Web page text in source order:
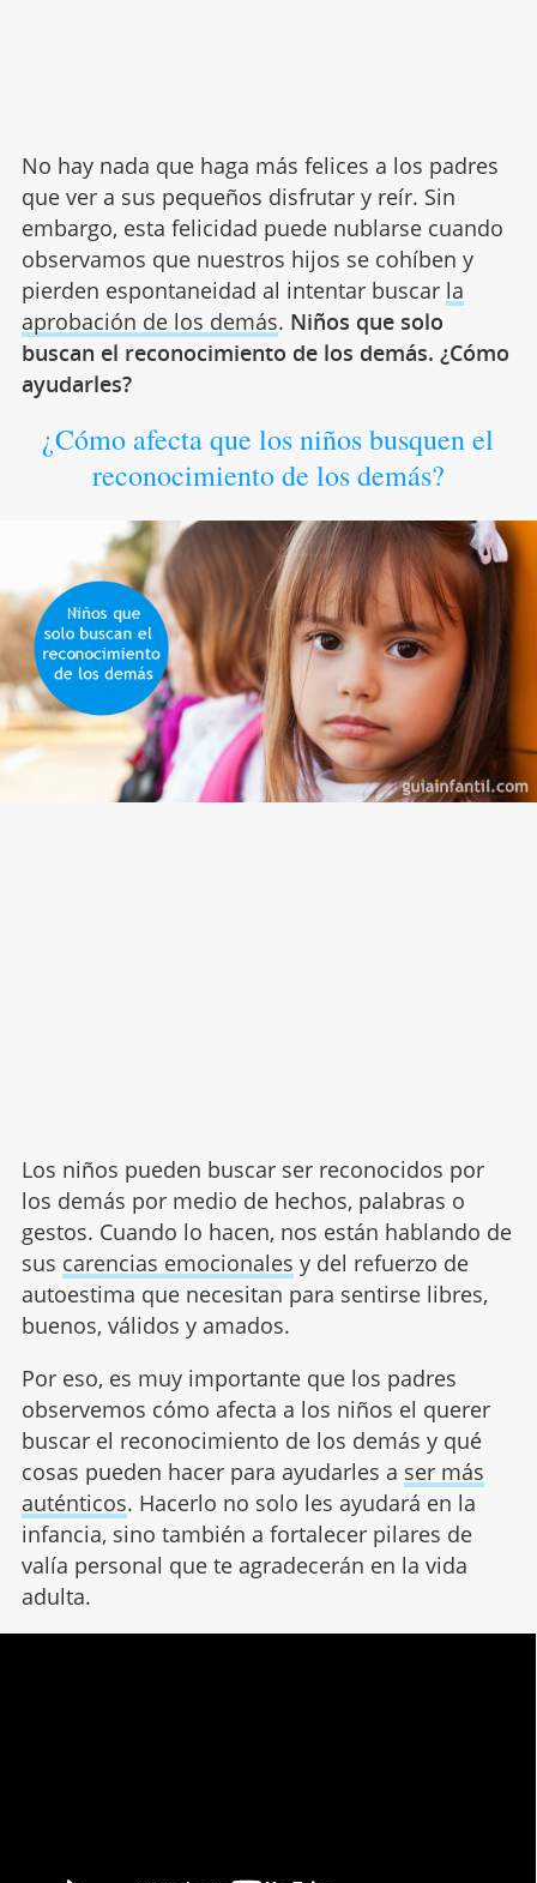
No hay nada que haga más felices a los padres
que ver a sus pequeños disfrutar y reír. Sin
embargo, esta felicidad puede nublarse cuando
observamos que nuestros hijos se cohíben y
pierden espontaneidad al intentar buscar la
aprobación de los demás. Niños que solo
buscan el reconocimiento de los demás. ¿Cómo
ayudarles?
¿Cómo afecta que los niños busquen el
reconocimiento de los demás?
Los niños pueden buscar ser reconocidos por
los demás por medio de hechos, palabras o
gestos. Cuando lo hacen, nos están hablando de
sus carencias emocionales y del refuerzo de
autoestima que necesitan para sentirse libres,
buenos, válidos y amados.
Por eso, es muy importante que los padres
observemos cómo afecta a los niños el querer
buscar el reconocimiento de los demás y qué
cosas pueden hacer para ayudarles a ser más
auténticos. Hacerlo no solo les ayudará en la
infancia, sino también a fortalecer pilares de
valía personal que te agradecerán en la vida
adulta.